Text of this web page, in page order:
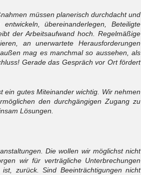
müssen planerisch durchdacht und
übereinanderlegen, Beteiligte
der Arbeitsaufwand hoch. Regelmäßige
an unerwartete Herausforderungen
mag es manchmal so aussehen, als
Gerade das Gespräch vor Ort fördert
ein gutes Miteinander wichtig. Wir nehmen
den durchgängigen Zugang zu
Lösungen.
Die wollen wir möglichst nicht
wir für verträgliche Unterbrechungen
zurück. Sind Beeinträchtigungen nicht